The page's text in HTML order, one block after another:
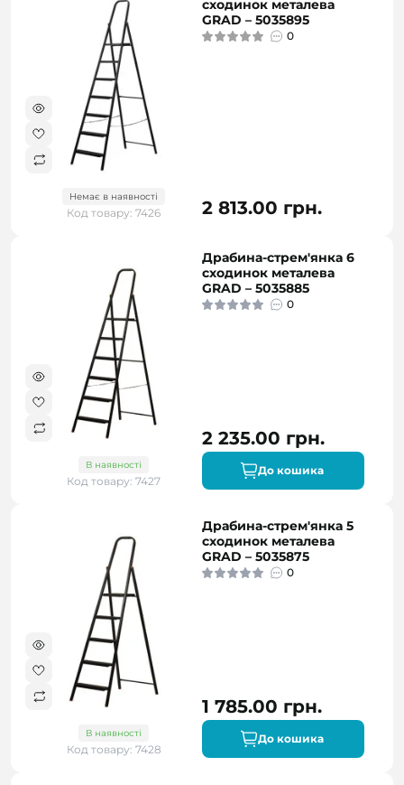
Немає в наявності
Код товару: 7426
сходинок металева
GRAD – 5035895
0
2 813.00 грн.
В наявності
Код товару: 7427
Драбина-стрем'янка 6
сходинок металева
GRAD – 5035885
0
2 235.00 грн.
До кошика
В наявності
Код товару: 7428
Драбина-стрем'янка 5
сходинок металева
GRAD – 5035875
0
1 785.00 грн.
До кошика